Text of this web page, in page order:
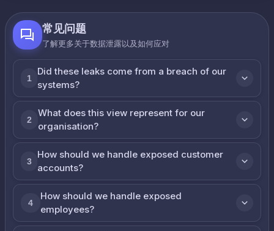
常见问题
了解更多关于数据泄露以及如何应对
1
Did these leaks come from a breach of our
systems?
2
What does this view represent for our
organisation?
3
How should we handle exposed customer
accounts?
4
How should we handle exposed
employees?